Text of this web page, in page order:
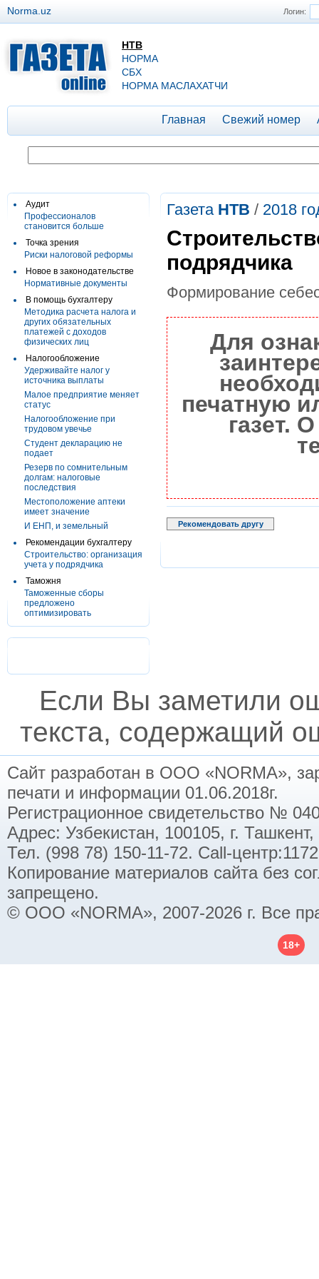
Логин:
Norma.uz
НТВ
НОРМА
СБХ
НОРМА МАСЛАХАТЧИ
Главная Свежий номер
Аудит
Профессионалов
становится больше
Точка зрения
Риски налоговой реформы
Новое в законодательстве
Нормативные документы
В помощь бухгалтеру
Методика расчета налога и
других обязательных
платежей с доходов
физических лиц
Налогообложение
Удерживайте налог у
источника выплаты
Малое предприятие меняет
статус
Налогообложение при
трудовом увечье
Студент декларацию не
подает
Резерв по сомнительным
долгам: налоговые
последствия
Местоположение аптеки
имеет значение
И ЕНП, и земельный
Рекомендации бухгалтеру
Строительство: организация
учета у подрядчика
Таможня
Таможенные сборы
предложено
оптимизировать
Газета НТВ / 2018
подрядчика
Формирование
Для
печатную
газет.
Рекомендовать другу
Если Вы заметили
текста, содержащий
Сайт разработан в ООО «NORMA»,
печати и информации 01.06.2018г.
Регистрационное свидетельство №
Адрес: Узбекистан, 100105, г.
Тел. (998 78) 150-11-72. Call-
Копирование материалов сайта без
запрещено.
© ООО «NORMA», 2007-2026 г. Все
18+